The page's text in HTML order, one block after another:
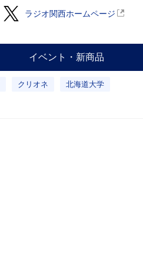
ラジオ関西ホームページ
イベント・新商品
クリオネ 北海道大学